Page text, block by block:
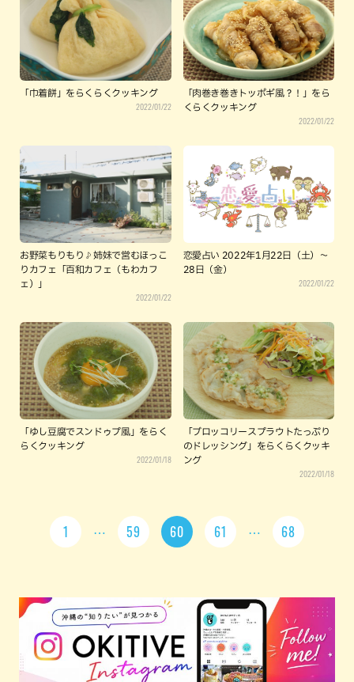
「巾着餅」をらくらくクッキング
2022/01/22
「肉巻き巻きトッポギ風？！」をら
くらくクッキング
2022/01/22
お野菜もりもり♪姉妹で営むほっこ
りカフェ「百和カフェ（もわカフ
ェ）」
2022/01/22
恋愛占い 2022年1月22日（土）～
28日（金）
2022/01/22
「ゆし豆腐でスンドゥプ風」をらく
らくクッキング
2022/01/18
「ブロッコリースプラウトたっぷり
のドレッシング」をらくらくクッキ
ング
2022/01/18
1 59 60 61 68